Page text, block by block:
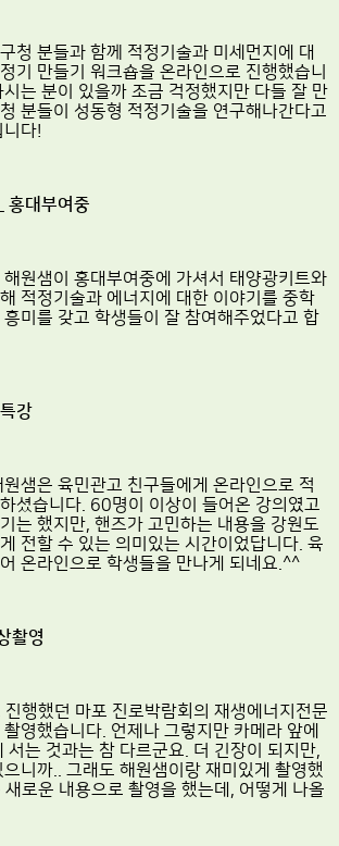
청 분들과 함께 적정기술과 미세먼지에 대
기 만들기 워크숍을 온라인으로 진행했습니
는 분이 있을까 조금 걱정했지만 다들 잘 만
분들이 성동형 적정기술을 연구해나간다고
다!
홍대부여중
원샘이 홍대부여중에 가셔서 태양광키트와
적정기술과 에너지에 대한 이야기를 중학
미를 갖고 학생들이 잘 참여해주었다고 합
강
샘은 육민관고 친구들에게 온라인으로 적
셨습니다. 60명이 이상이 들어온 강의였고
는 했지만, 핸즈가 고민하는 내용을 강원도
전할 수 있는 의미있는 시간이었답니다. 육
온라인으로 학생들을 만나게 되네요.^^
촬영
행했던 마포 진로박람회의 재생에너지전문
영했습니다. 언제나 그렇지만 카메라 앞에
서는 것과는 참 다르군요. 더 긴장이 되지만,
니까.. 그래도 해원샘이랑 재미있게 촬영했
로운 내용으로 촬영을 했는데, 어떻게 나올